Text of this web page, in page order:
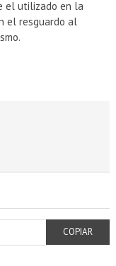
el utilizado en la
el resguardo al
COPIAR